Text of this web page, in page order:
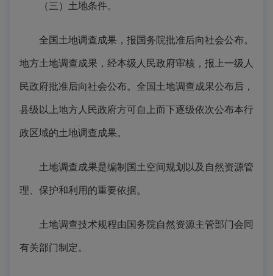
（三）土地条件。
全国土地调查成果，报国务院批准后向社会公布。
地方土地调查成果，经本级人民政府审核，报上一级人
民政府批准后向社会公布。全国土地调查成果公布后，
县级以上地方人民政府方可自上而下逐级依次公布本行
政区域的土地调查成果。
土地调查成果是编制国土空间规划以及自然资源管
理、保护和利用的重要依据。
土地调查技术规程由国务院自然资源主管部门会同
有关部门制定。